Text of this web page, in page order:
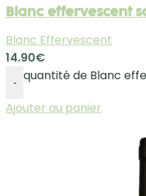
Blanc effervescent
Blanc Effervescent
14.90€
-
quantité de Blanc
Ajouter au panier